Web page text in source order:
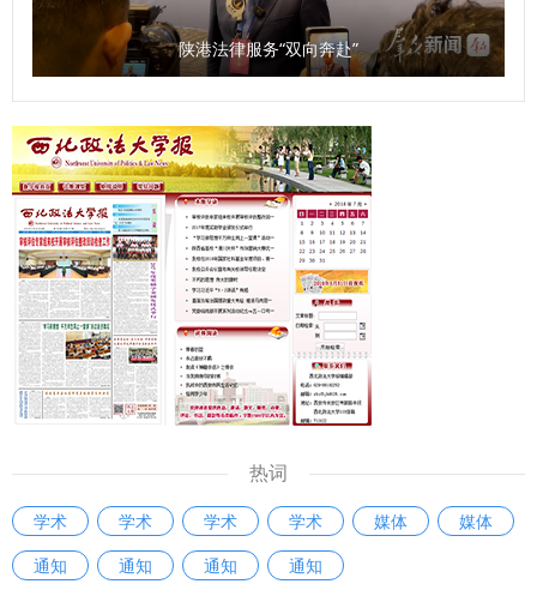
陕港法律服务“双向奔赴”
热词
学术 学术 学术 学术 媒体
媒体
通知
通知 通知 通知